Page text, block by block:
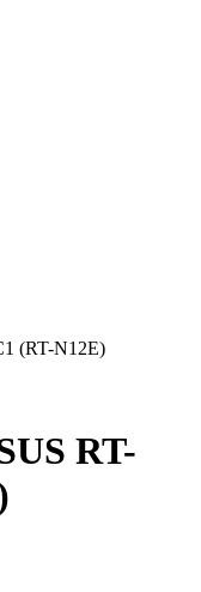
(RT-N12E)
RT-